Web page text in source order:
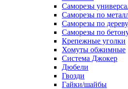
Саморезы
Саморезы по
Саморезы по дереву
Саморезы по
Крепежные уголки
Хомуты обжимные
Система Джокер
Дюбели
Гвозди
Гайки/шайбы